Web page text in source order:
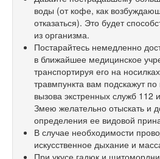
воды (от кофе, как
отказаться). Это будет
из организма.
Постарайтесь немедленно
в ближайшее медицинское
транспортируя его на
травмпункта вам подскажут
вызова экстренных служб 112
Змею желательно отыскать и
определения ее видовой
В случае необходимости
искусственное дыхание и